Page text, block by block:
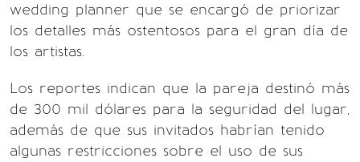
wedding planner que se encargó de priorizar
los detalles más ostentosos para el gran día de
los artistas.
Los reportes indican que la pareja destinó más
de 300 mil dólares para la seguridad del lugar,
además de que sus invitados habrían tenido
algunas restricciones sobre el uso de sus